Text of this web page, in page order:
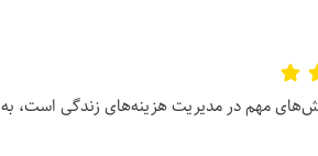
مهم در مدیریت هزینه‌های زندگی است، به